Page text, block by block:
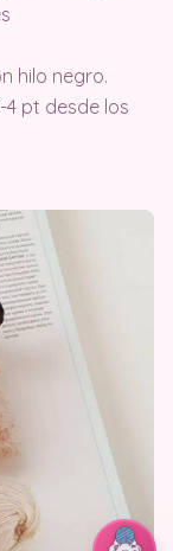
hilo negro.
pt desde los